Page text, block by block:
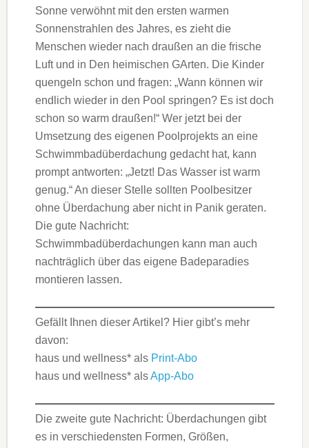
Sonne verwöhnt mit den ersten warmen
Sonnenstrahlen des Jahres, es zieht die
Menschen wieder nach draußen an die frische
Luft und in Den heimischen GArten. Die Kinder
quengeln schon und fragen: „Wann können wir
endlich wieder in den Pool springen? Es ist doch
schon so warm draußen!“ Wer jetzt bei der
Umsetzung des eigenen Poolprojekts an eine
Schwimmbadüberdachung gedacht hat, kann
prompt antworten: „Jetzt! Das Wasser ist warm
genug.“ An dieser Stelle sollten Poolbesitzer
ohne Überdachung aber nicht in Panik geraten.
Die gute Nachricht:
Schwimmbadüberdachungen kann man auch
nachträglich über das eigene Badeparadies
montieren lassen.
Gefällt Ihnen dieser Artikel? Hier gibt’s mehr
davon:
haus und wellness* als Print-Abo
haus und wellness* alsApp-Abo
Die zweite gute Nachricht: Überdachungen gibt
es in verschiedensten Formen, Größen,